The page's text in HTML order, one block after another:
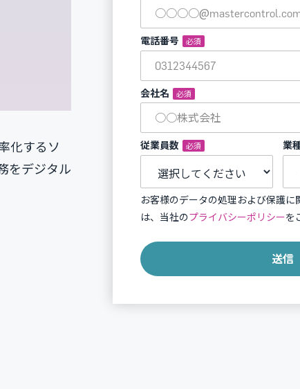
化するソ
をデジタル
電話番号
会社名
従業員数 業
お客様のデータの処理および保護に
は、当社のプライバシーポリシーを